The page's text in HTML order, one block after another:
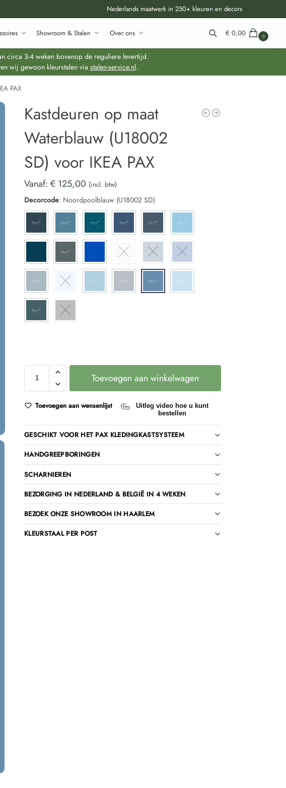
Nederlands maatwerk in 250+ kleuren en decors
Showroom & Stalen Over ons
Zoeken
€ 0,00 0
circa 3-4 weken bovenop de reguliere levertijd.
wij gewoon kleurstalen via stalen-service.nl.
PAX
Kastdeuren op maat
Waterblauw (U18002
SD) voor IKEA PAX
Vanaf:€ 125,00 (incl. btw)
Decorcode: Noordpoolblauw (U18002 SD)
Toevoegen aan winkelwagen
Toevoegen aan wensenlijst
Uitleg video hoe u kunt
bestellen
GESCHIKT VOOR HET PAX KLEDINGKASTSYSTEEM
HANDGREEPBORINGEN
SCHARNIEREN
BEZORGING IN NEDERLAND & BELGIË IN 4 WEKEN
BEZOEK ONZE SHOWROOM IN HAARLEM
KLEURSTAAL PER POST